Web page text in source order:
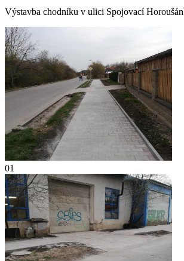
Výstavba chodníku v ulici Spojovací
01